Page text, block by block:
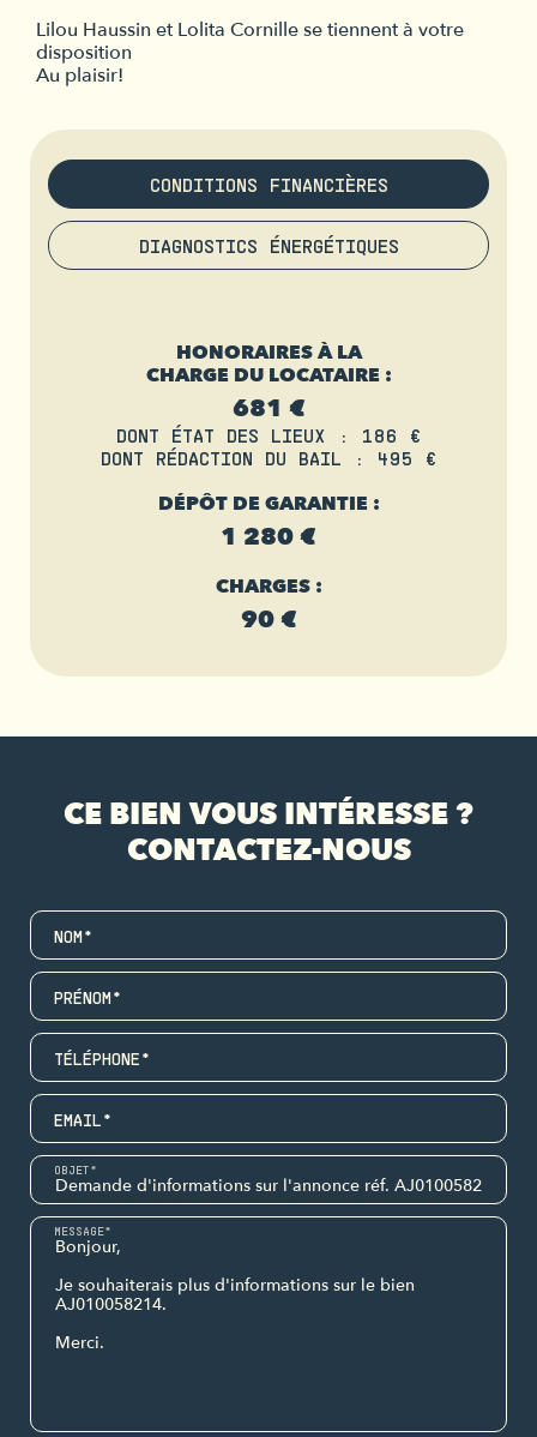
Lilou Haussin et Lolita Cornille se tiennent à votre
disposition
Au plaisir!
CONDITIONS FINANCIÈRES
DIAGNOSTICS ÉNERGÉTIQUES
HONORAIRES À LA
CHARGE DU LOCATAIRE :
681 €
DONT ÉTAT DES LIEUX : 186 €
DONT RÉDACTION DU BAIL : 495 €
DÉPÔT DE GARANTIE :
1 280 €
CHARGES :
90 €
CE BIEN VOUS INTÉRESSE ?
CONTACTEZ-NOUS
NOM*
PRÉNOM*
TÉLÉPHONE*
EMAIL*
OBJET*
MESSAGE*